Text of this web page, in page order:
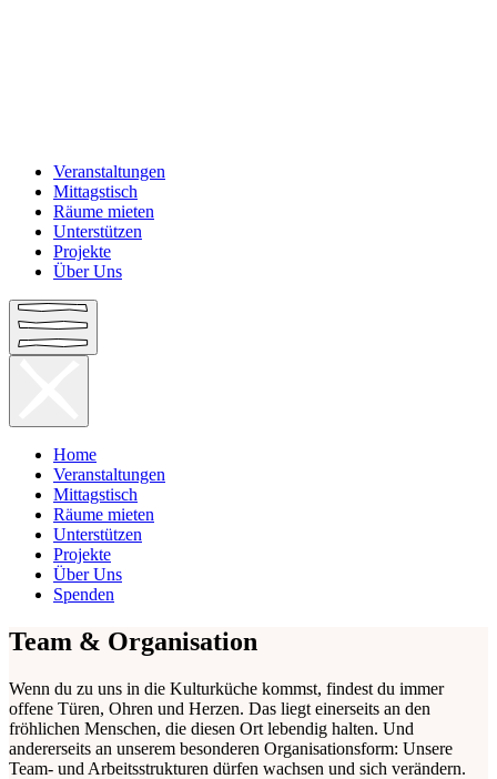
Veranstaltungen
Mittagstisch
Räume mieten
Unterstützen
Projekte
Über Uns
Home
Veranstaltungen
Mittagstisch
Räume mieten
Unterstützen
Projekte
Über Uns
Spenden
Team & Organisation
Wenn du zu uns in die Kulturküche kommst, findest du immer
offene Türen, Ohren und Herzen. Das liegt einerseits an den
fröhlichen Menschen, die diesen Ort lebendig halten. Und
andererseits an unserem besonderen Organisationsform: Unsere
Team- und Arbeitsstrukturen dürfen wachsen und sich verändern.